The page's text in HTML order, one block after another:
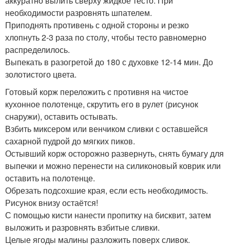
необходимости разровнять шпателем.
Приподнять противень с одной стороны и резко
хлопнуть 2-3 раза по столу, чтобы тесто равномерно
распределилось.
Выпекать в разогретой до 180 с духовке 12-14 мин. До
золотистого цвета.
Готовый корж переложить с противня на чистое
кухонное полотенце, скрутить его в рулет (рисунок
снаружи), оставить остывать.
Взбить миксером или венчиком сливки с оставшейся
сахарной пудрой до мягких пиков.
Остывший корж осторожно развернуть, снять бумагу для
выпечки и можно перенести на силиконовый коврик или
оставить на полотенце.
Обрезать подсохшие края, если есть необходимость.
Рисунок внизу остаётся!
С помощью кисти нанести пропитку на бисквит, затем
выложить и разровнять взбитые сливки.
Целые ягоды малины разложить поверх сливок.